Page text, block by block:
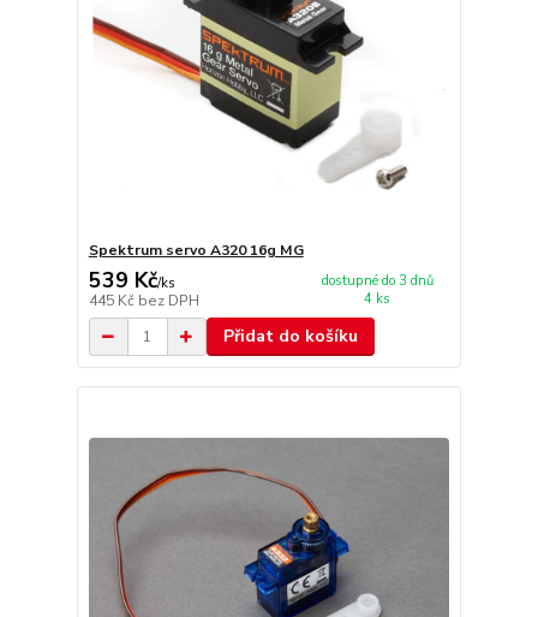
Spektrum servo A320 16g MG
539 Kč/ks
445 Kč bez DPH
dostupné do 3 dnů
4 ks
Přidat do košíku